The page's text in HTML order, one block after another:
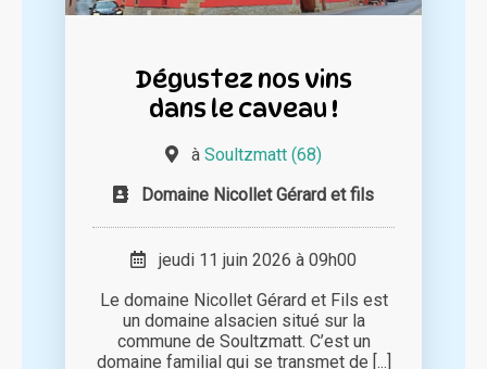
Dégustez nos vins
dans le caveau !
à Soultzmatt (68)
Domaine Nicollet Gérard et fils
jeudi 11 juin 2026 à 09h00
Le domaine Nicollet Gérard et Fils est
un domaine alsacien situé sur la
commune de Soultzmatt. C’est un
domaine familial qui se transmet de [...]